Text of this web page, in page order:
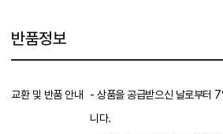
반품정보
교환 및 반품 안내
- 상품을 공급받으신 날로부터
니다.